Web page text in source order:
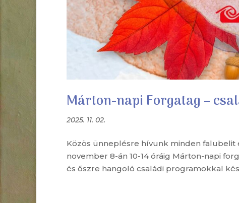
Márton-napi Forgatag –
2025. 11. 02.
Közös ünneplésre hívunk minden
november 8-án 10-14 óráig Márton-napi
és őszre hangoló családi programokkal